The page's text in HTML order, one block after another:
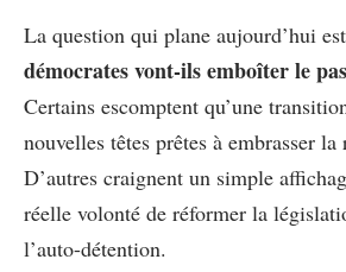
La question qui plane aujourd’hui
démocrates vont-ils emboîter le
Certains escomptent qu’une
nouvelles têtes prêtes à embrasser
D’autres craignent un simple
réelle volonté de réformer la
l’auto-détention.